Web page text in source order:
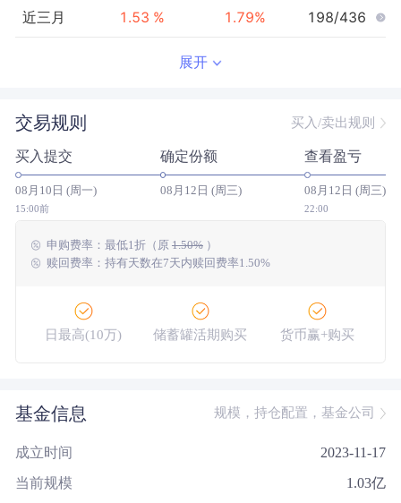
近三月 1.53 % 1.79% 198/436
近三年 --/--
近五年 -- 0.00% --/--
今年以来 274/423
成立以来 66.61%
展开
交易规则 买入/卖出规则
买入提交
08月10日 (周一)
15:00前
确定份额
08月12日 (周三)
查看盈亏
08月12日 (周三)
22:00
申购费率： 最低1折（原 1.50%）
赎回费率：持有天数在7天内赎回费率1.50%
日最高(10万) 储蓄罐活期购买 货币赢+购买
大额网银转账
基金信息 规模，持仓配置，基金公司
成立时间 2023-11-17
当前规模 1.03亿